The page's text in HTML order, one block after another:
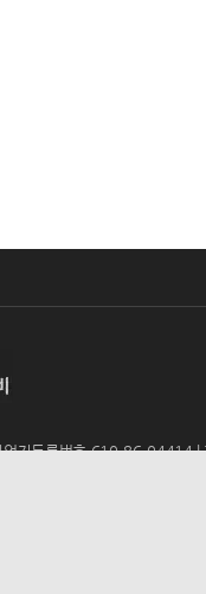
업자등록번호 610-86-